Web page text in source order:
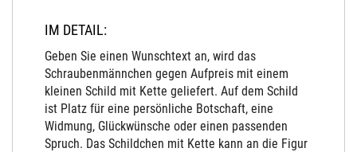
IM DETAIL:
Geben Sie einen Wunschtext an, wird das
Schraubenmännchen gegen Aufpreis mit einem
kleinen Schild mit Kette geliefert. Auf dem Schild
ist Platz für eine persönliche Botschaft, eine
Widmung, Glückwünsche oder einen passenden
Spruch. Das Schildchen mit Kette kann an die Figur